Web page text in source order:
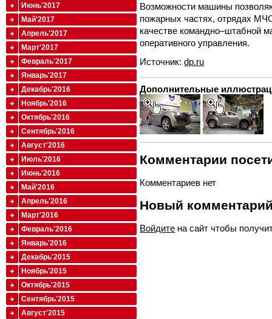
Возможности машины
пожарных частях, отрядах
качестве командно–штабной
оперативного управления.
Источник:dp.ru
Дополнительные
Комментарии
Комментариев нет
Новый
Войдите на сайт чтобы
Июнь'2017
Май'2017
Апрель'2017
Март'2017
Февраль'2017
Январь'2017
Декабрь'2016
Ноябрь'2016
Октябрь'2016
Сентябрь'2016
Август'2016
Июль'2016
Июнь'2016
Май'2016
Апрель'2016
Март'2016
Февраль'2016
Январь'2016
Декабрь'2015
Ноябрь'2015
Октябрь'2015
Сентябрь'2015
Август'2015